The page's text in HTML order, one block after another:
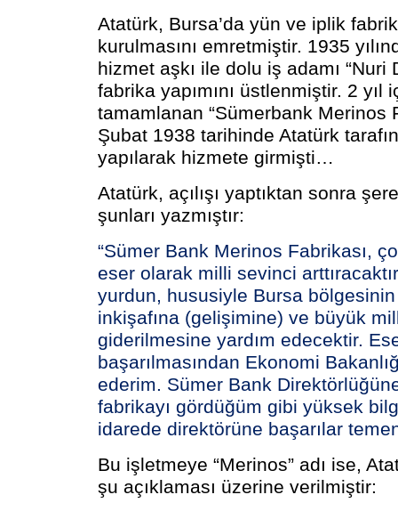
Atatürk, Bursa’da yün ve iplik
kurulmasını emretmiştir. 1935
hizmet aşkı ile dolu iş adamı “Nuri
fabrika yapımını üstlenmiştir. 2 yıl
tamamlanan “Sümerbank Merinos
Şubat 1938 tarihinde Atatürk
yapılarak hizmete girmişti…
Atatürk, açılışı yaptıktan sonra
şunları yazmıştır:
“Sümer Bank Merinos Fabrikası,
eser olarak milli sevinci
yurdun, hususiyle Bursa
inkişafına (gelişimine) ve büyük
giderilmesine yardım edecektir.
başarılmasından Ekonomi
ederim. Sümer Bank
fabrikayı gördüğüm gibi yüksek
idarede direktörüne başarılar
Bu işletmeye “Merinos” adı ise,
şu açıklaması üzerine verilmiştir: